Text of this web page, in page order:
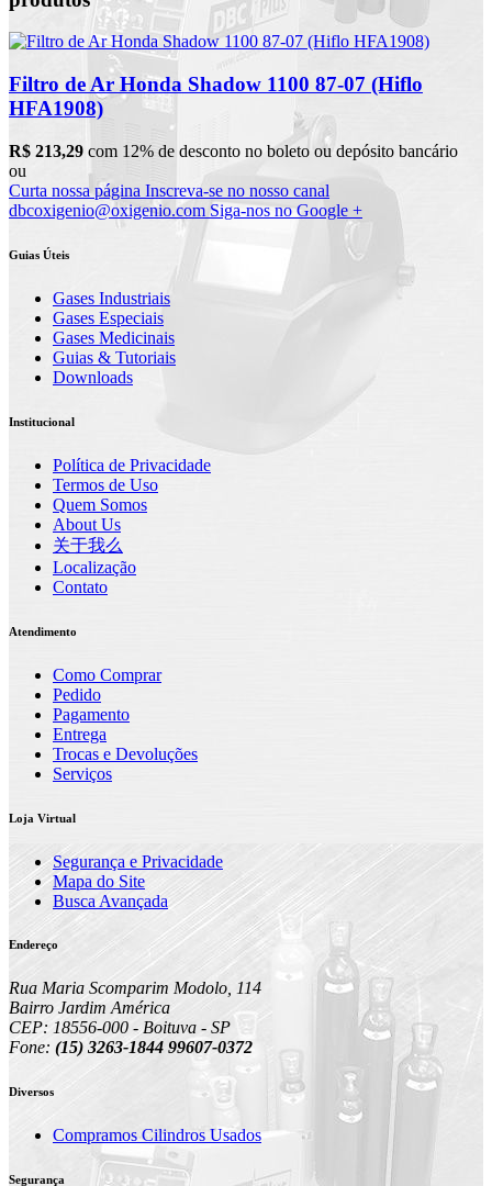
Filtro de Ar Honda Shadow 1100 87-07 (Hiflo
HFA1908)
R$ 213,29 com 12% de desconto no boleto ou depósito bancário
ou
Curta nossa página Inscreva-se no nosso canal
dbcoxigenio@oxigenio.com Siga-nos no Google +
Guias Úteis
Gases Industriais
Gases Especiais
Gases Medicinais
Guias & Tutoriais
Downloads
Institucional
Política de Privacidade
Termos de Uso
Quem Somos
About Us
关于我么
Localização
Contato
Atendimento
Como Comprar
Pedido
Pagamento
Entrega
Trocas e Devoluções
Serviços
Loja Virtual
Segurança e Privacidade
Mapa do Site
Busca Avançada
Endereço
Rua Maria Scomparim Modolo, 114
Bairro Jardim América
CEP: 18556-000 - Boituva - SP
Fone: (15) 3263-1844 99607-0372
Diversos
Compramos Cilindros Usados
Segurança